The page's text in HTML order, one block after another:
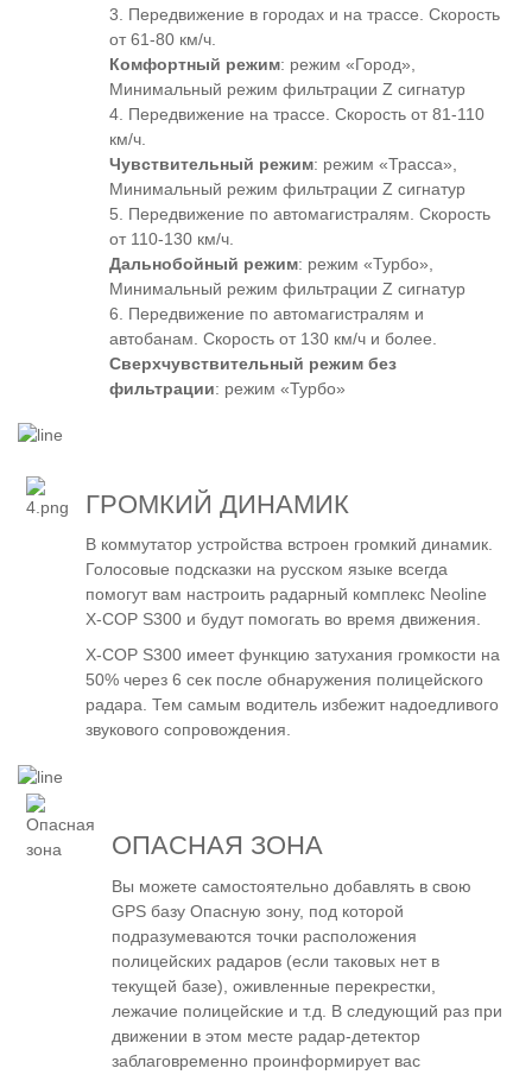
3. Передвижение в городах и на трассе. Скорость
от 61-80 км/ч.
Комфортный режим: режим «Город»,
Минимальный режим фильтрации Z сигнатур
4. Передвижение на трассе. Скорость от 81-110
км/ч.
Чувствительный режим: режим «Трасса»,
Минимальный режим фильтрации Z сигнатур
5. Передвижение по автомагистралям. Скорость
от 110-130 км/ч.
Дальнобойный режим: режим «Турбо»,
Минимальный режим фильтрации Z сигнатур
6. Передвижение по автомагистралям и
автобанам. Скорость от 130 км/ч и более.
Сверхчувствительный режим без
фильтрации: режим «Турбо»
ГРОМКИЙ ДИНАМИК
В коммутатор устройства встроен громкий динамик.
Голосовые подсказки на русском языке всегда
помогут вам настроить радарный комплекс Neoline
X-COP S300 и будут помогать во время движения.
X-COP S300 имеет функцию затухания громкости на
50% через 6 сек после обнаружения полицейского
радара. Тем самым водитель избежит надоедливого
звукового сопровождения.
ОПАСНАЯ ЗОНА
Вы можете самостоятельно добавлять в свою
GPS базу Опасную зону, под которой
подразумеваются точки расположения
полицейских радаров (если таковых нет в
текущей базе), оживленные перекрестки,
лежачие полицейские и т.д. В следующий раз при
движении в этом месте радар-детектор
заблаговременно проинформирует вас